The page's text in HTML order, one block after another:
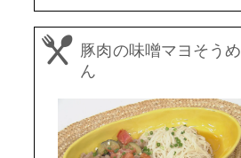
豚肉の味噌マヨそうめ
ん